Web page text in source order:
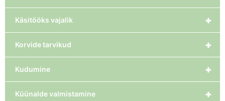
+
Käsitööks vajalik
+
Korvide tarvikud
+
Kudumine
+
Küünalde valmistamine